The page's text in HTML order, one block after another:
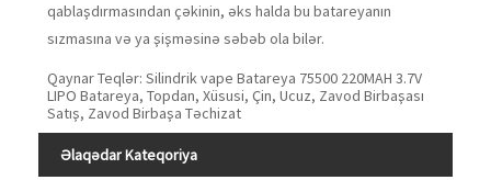
qablaşdırmasından çəkinin, əks halda bu batareyanın
sızmasına və ya şişməsinə səbəb ola bilər.
Qaynar Teqlər: Silindrik vape Batareya 75500 220MAH 3.7V
LIPO Batareya, Topdan, Xüsusi, Çin, Ucuz, Zavod Birbaşası
Satış, Zavod Birbaşa Təchizat
Əlaqədar Kateqoriya